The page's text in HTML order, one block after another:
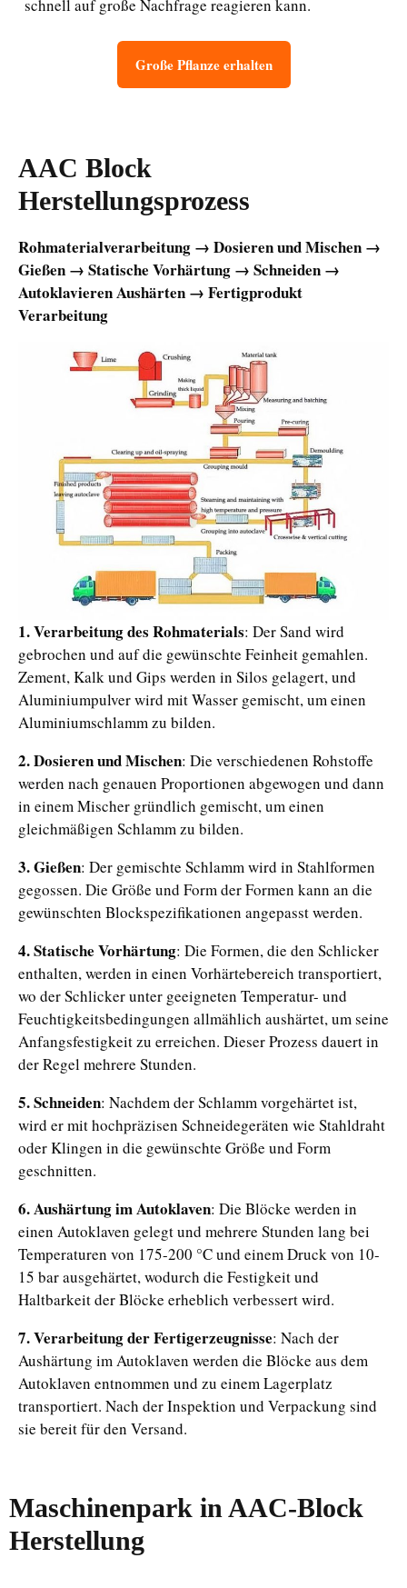
schnell auf große Nachfrage reagieren kann.
Große Pflanze erhalten
AAC Block
Herstellungsprozess
Rohmaterialverarbeitung → Dosieren und Mischen →
Gießen → Statische Vorhärtung → Schneiden →
Autoklavieren Aushärten → Fertigprodukt
Verarbeitung
1. Verarbeitung des Rohmaterials: Der Sand wird
gebrochen und auf die gewünschte Feinheit gemahlen.
Zement, Kalk und Gips werden in Silos gelagert, und
Aluminiumpulver wird mit Wasser gemischt, um einen
Aluminiumschlamm zu bilden.
2. Dosieren und Mischen: Die verschiedenen Rohstoffe
werden nach genauen Proportionen abgewogen und dann
in einem Mischer gründlich gemischt, um einen
gleichmäßigen Schlamm zu bilden.
3. Gießen: Der gemischte Schlamm wird in Stahlformen
gegossen. Die Größe und Form der Formen kann an die
gewünschten Blockspezifikationen angepasst werden.
4. Statische Vorhärtung: Die Formen, die den Schlicker
enthalten, werden in einen Vorhärtebereich transportiert,
wo der Schlicker unter geeigneten Temperatur- und
Feuchtigkeitsbedingungen allmählich aushärtet, um seine
Anfangsfestigkeit zu erreichen. Dieser Prozess dauert in
der Regel mehrere Stunden.
5. Schneiden: Nachdem der Schlamm vorgehärtet ist,
wird er mit hochpräzisen Schneidegeräten wie Stahldraht
oder Klingen in die gewünschte Größe und Form
geschnitten.
6. Aushärtung im Autoklaven: Die Blöcke werden in
einen Autoklaven gelegt und mehrere Stunden lang bei
Temperaturen von 175-200 °C und einem Druck von 10-
15 bar ausgehärtet, wodurch die Festigkeit und
Haltbarkeit der Blöcke erheblich verbessert wird.
7. Verarbeitung der Fertigerzeugnisse: Nach der
Aushärtung im Autoklaven werden die Blöcke aus dem
Autoklaven entnommen und zu einem Lagerplatz
transportiert. Nach der Inspektion und Verpackung sind
sie bereit für den Versand.
Maschinenpark in AAC-Block
Herstellung